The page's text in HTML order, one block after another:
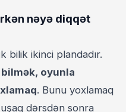
nəyə diqqət
bilik ikinci plandadır.
oyunla
. Bunu yoxlamaq
dərsdən sonra